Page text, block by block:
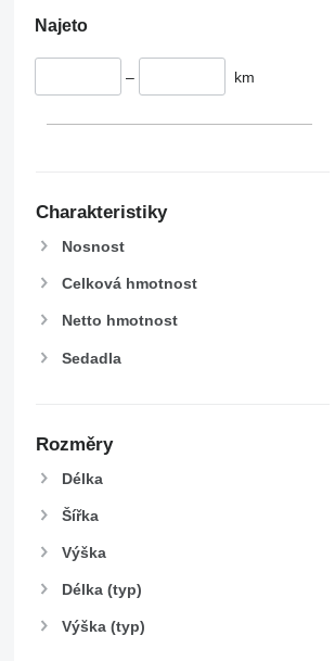
Najeto
– km
Charakteristiky
Nosnost
Celková hmotnost
Netto hmotnost
Sedadla
Rozměry
Délka
Šířka
Výška
Délka (typ)
Výška (typ)